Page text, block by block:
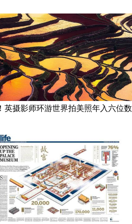
英摄影师环游世界拍美照年入六位数